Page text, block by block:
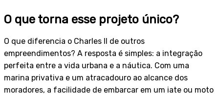
O que torna esse projeto único?
O que diferencia o Charles II de outros
empreendimentos? A resposta é simples: a integração
perfeita entre a vida urbana e a náutica. Com uma
marina privativa e um atracadouro ao alcance dos
moradores, a facilidade de embarcar em um iate ou moto